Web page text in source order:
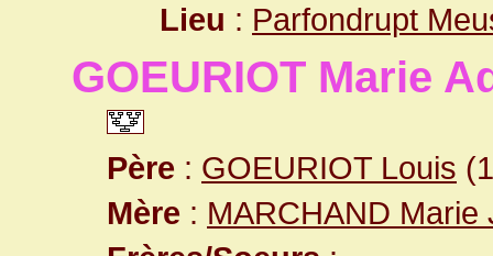
Lieu : Parfondrupt
GOEURIOT Marie
Père : GOEURIOT Louis
Mère : MARCHAND Marie